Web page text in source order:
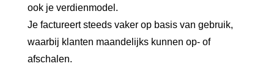
ook je verdienmodel.
Je factureert steeds vaker op basis van gebruik,
waarbij klanten maandelijks kunnen op- of
afschalen.